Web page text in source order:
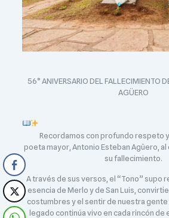
56° ANIVERSARIO DEL FALLECIMIENTO
AGÜERO
Recordamos con profundo respeto
poeta mayor, Antonio Esteban Agüero,
su fallecimiento.
A través de sus versos, el “Tono” supo
esencia de Merlo y de San Luis,
costumbres y el sentir de nuestra gente
legado continúa vivo en cada rincón